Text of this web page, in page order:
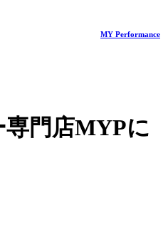
MY Performance
門店MYPに